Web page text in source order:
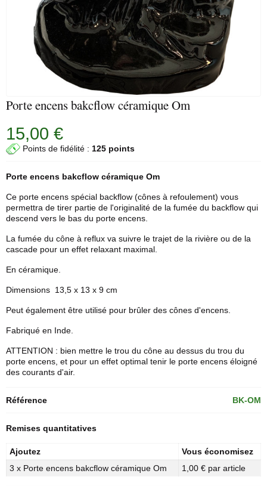
Porte encens bakcflow céramique Om
15,00 €
Points de fidélité : 125 points
Porte encens bakcflow céramique Om
Ce porte encens spécial backflow (cônes à refoulement) vous
permettra de tirer partie de l'originalité de la fumée du backflow qui
descend vers le bas du porte encens.
La fumée du cône à reflux va suivre le trajet de la rivière ou de la
cascade pour un effet relaxant maximal.
En céramique.
Dimensions 13,5 x 13 x 9 cm
Peut également être utilisé pour brûler des cônes d'encens
Fabriqué en Inde.
ATTENTION : bien mettre le trou du cône au dessus du trou du
porte encens, et pour un effet optimal tenir le porte encens éloigné
des courants d'air.
Référence BK-OM
Remises quantitatives
Ajoutez
Vous économisez
3 x Porte encens bakcflow céramique Om
1,00 € par article